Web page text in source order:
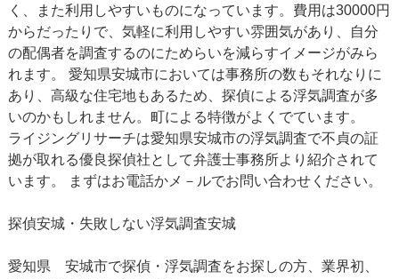
く、また利用しやすいものになっています。費用は30000円
からだったりで、気軽に利用しやすい雰囲気があり、自分
の配偶者を調査するのにためらいを減らすイメージがみら
れます。 愛知県安城市においては事務所の数もそれなりに
あり、高級な住宅地もあるため、探偵による浮気調査が多
いのかもしれません。町による特徴がよくでています。
ライジングリサーチは愛知県安城市の浮気調査で不貞の証
拠が取れる優良探偵社として弁護士事務所より紹介されて
います。 まずはお電話かメ－ルでお問い合わせください。
探偵安城・失敗しない浮気調査安城
愛知県 安城市で探偵・浮気調査をお探しの方、業界初、